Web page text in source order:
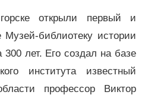
открыли первый и
библиотеку истории
300 лет. Его создал на базе
института известный
профессор Виктор